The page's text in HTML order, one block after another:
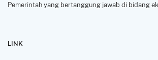
Pemerintah yang bertanggung jawab di bidang
LINK